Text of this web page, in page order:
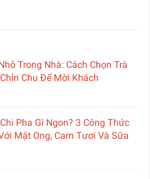
Trong Nhà: Cách Chọn Trà
Chu Để Mời Khách
Pha Gì Ngon? 3 Công Thức
Mật Ong, Cam Tươi Và Sữa